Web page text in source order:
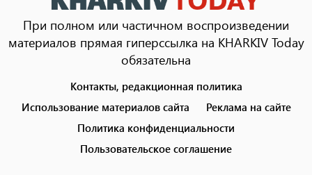
При полном или частичном воспроизведении
материалов прямая гиперссылка на KHARKIV Today
обязательна
menu
Контакты, редакционная политика
Использование материалов сайта
Реклама на сайте
Политика конфиденциальности
Пользовательское соглашение